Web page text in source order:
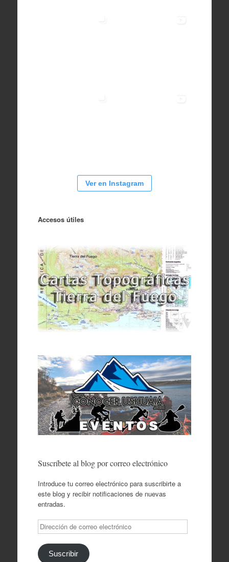
Ver en Instagram
Accesos útiles
Suscríbete al blog por correo electrónico
Introduce tu correo electrónico para suscribirte a
este blog y recibir notificaciones de nuevas
entradas.
Dirección
de
correo
electrónico
Suscribir